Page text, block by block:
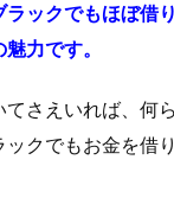
ックでもほぼ借
力です。
さえいれば、何
クでもお金を借